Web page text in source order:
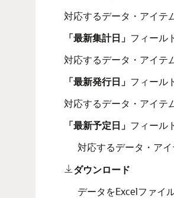
対応するデータ・アイテ
「最新集計日」 フィール
対応するデータ・アイテ
「最新発行日」 フィール
対応するデータ・アイテ
「最新予定日」 フィール
対応するデータ・ア
 ダウンロード
データをExcelファイ